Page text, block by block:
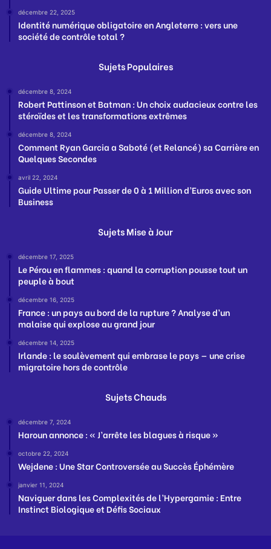
décembre 22, 2025
Identité numérique obligatoire en Angleterre : vers une
société de contrôle total ?
Sujets Populaires
décembre 8, 2024
Robert Pattinson et Batman : Un choix audacieux contre les
stéroïdes et les transformations extrêmes
décembre 8, 2024
Comment Ryan Garcia a Saboté (et Relancé) sa Carrière en
Quelques Secondes
avril 22, 2024
Guide Ultime pour Passer de 0 à 1 Million d’Euros avec son
Business
Sujets Mise à Jour
décembre 17, 2025
Le Pérou en flammes : quand la corruption pousse tout un
peuple à bout
décembre 16, 2025
France : un pays au bord de la rupture ? Analyse d’un
malaise qui explose au grand jour
décembre 14, 2025
Irlande : le soulèvement qui embrase le pays — une crise
migratoire hors de contrôle
Sujets Chauds
décembre 7, 2024
Haroun annonce : « J’arrête les blagues à risque »
octobre 22, 2024
Wejdene : Une Star Controversée au Succès Éphémère
janvier 11, 2024
Naviguer dans les Complexités de l’Hypergamie : Entre
Instinct Biologique et Défis Sociaux